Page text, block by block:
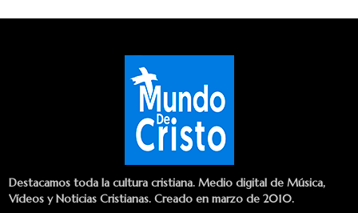
Destacamos toda la cultura cristiana. Medio digital de Música,
Vídeos y Noticias Cristianas. Creado en marzo de 2010.